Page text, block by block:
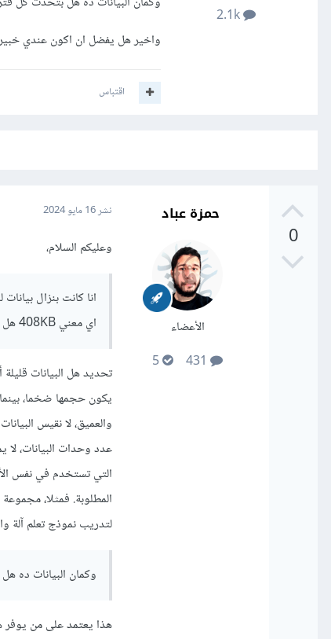
واخير هل يفضل ان اكون عندي
اقتباس
0
حمزة عباد
الأعضاء
نشر16 مايو 2024
وعليكم السلام،
اي معني 408KB هل ده بيانات كبير جدا ومتوسط ؟
تحديد هل البيانات
يكون حجمها ضخما،
عدد وحدات البيانات، لا
التي تستخدم في نفس
لتدريب نموذج تعلم آلة
وكمان البيانات ده
هذا يعتمد على من يوفر